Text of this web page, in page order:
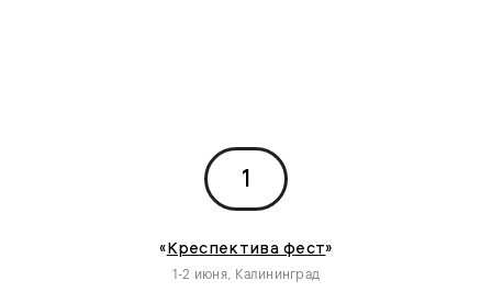
1
«Креспектива фест»
1-2 июня, Калининград